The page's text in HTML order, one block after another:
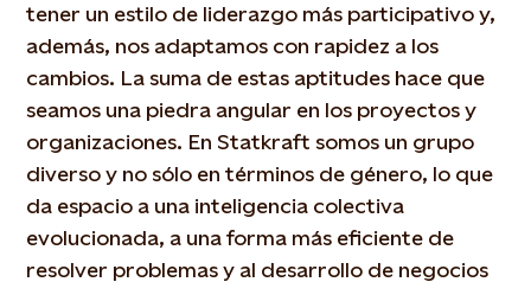
tener un estilo de liderazgo más participativo y,
además, nos adaptamos con rapidez a los
cambios. La suma de estas aptitudes hace que
seamos una piedra angular en los proyectos y
organizaciones. En Statkraft somos un grupo
diverso y no sólo en términos de género, lo que
da espacio a una inteligencia colectiva
evolucionada, a una forma más eficiente de
resolver problemas y al desarrollo de negocios